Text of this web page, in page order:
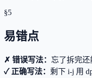
§5
易错点
✗ 错误写法： 忘了拆完还
✓ 正确写法： 剩下 i-j 用